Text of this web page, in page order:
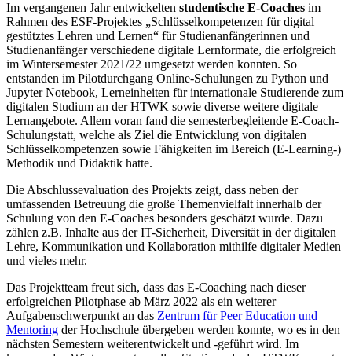
Im vergangenen Jahr entwickelten studentische E-Coaches im
Rahmen des ESF-Projektes „Schlüsselkompetenzen für digital
gestütztes Lehren und Lernen“ für Studienanfängerinnen und
Studienanfänger verschiedene digitale Lernformate, die erfolgreich
im Wintersemester 2021/22 umgesetzt werden konnten. So
entstanden im Pilotdurchgang Online-Schulungen zu Python und
Jupyter Notebook, Lerneinheiten für internationale Studierende zum
digitalen Studium an der HTWK sowie diverse weitere digitale
Lernangebote. Allem voran fand die semesterbegleitende E-Coach-
Schulungstatt, welche als Ziel die Entwicklung von digitalen
Schlüsselkompetenzen sowie Fähigkeiten im Bereich (E-Learning-)
Methodik und Didaktik hatte.
Die Abschlussevaluation des Projekts zeigt, dass neben der
umfassenden Betreuung die große Themenvielfalt innerhalb der
Schulung von den E-Coaches besonders geschätzt wurde. Dazu
zählen z.B. Inhalte aus der IT-Sicherheit, Diversität in der digitalen
Lehre, Kommunikation und Kollaboration mithilfe digitaler Medien
und vieles mehr.
Das Projektteam freut sich, dass das E-Coaching nach dieser
erfolgreichen Pilotphase ab März 2022 als ein weiterer
Aufgabenschwerpunkt an das Zentrum für Peer Education und
Mentoring der Hochschule übergeben werden konnte, wo es in den
nächsten Semestern weiterentwickelt und -geführt wird. Im